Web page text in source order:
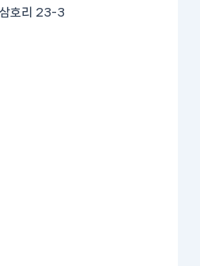
삼호리 23-3